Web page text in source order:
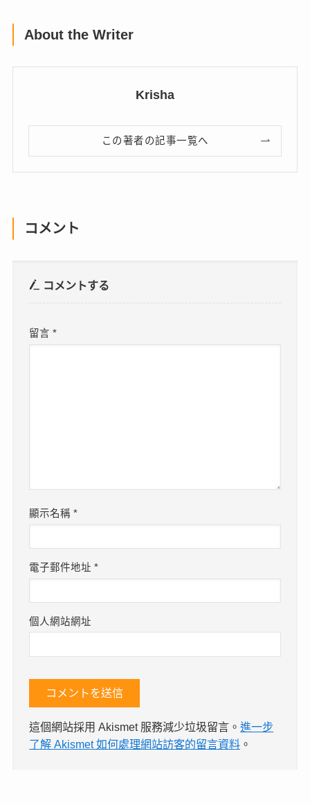
About the Writer
Krisha
この著者の記事一覧へ
コメント
コメントする
留言*
顯示名稱*
電子郵件地址*
個人網站網址
這個網站採用 Akismet 服務減少垃圾留言。進一步
了解 Akismet 如何處理網站訪客的留言資料 。